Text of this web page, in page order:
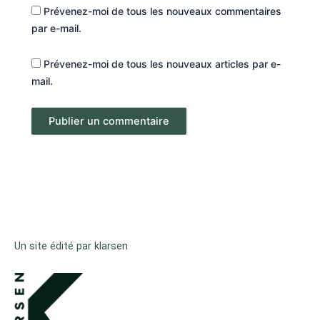
Prévenez-moi de tous les nouveaux commentaires
par e-mail.
Prévenez-moi de tous les nouveaux articles par e-
mail.
Un site édité par klarsen